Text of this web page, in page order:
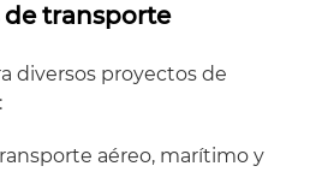
transporte
diversos proyectos de
aéreo, marítimo y